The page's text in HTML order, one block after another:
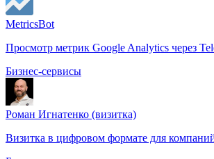
MetricsBot
Просмотр метрик Google Analytics через
Бизнес-сервисы
Роман Игнатенко (визитка)
Визитка в цифровом формате для